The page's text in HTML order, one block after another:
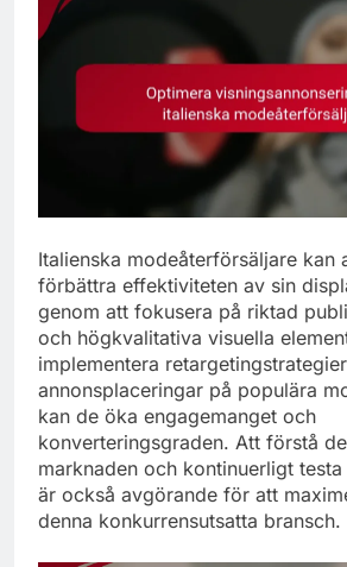
Italienska modeåterförsäljare kan
förbättra effektiviteten av sin
genom att fokusera på riktad
och högkvalitativa visuella
implementera
annonsplaceringar på populära
kan de öka engagemanget och
konverteringsgraden. Att förstå
marknaden och kontinuerligt testa
är också avgörande för att
denna konkurrensutsatta bransch.